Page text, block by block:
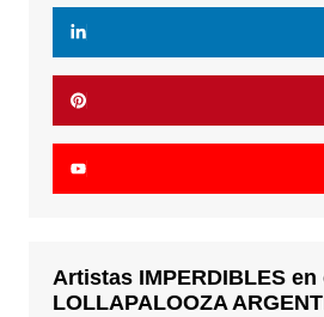
Artistas IMPERDIBLES en
LOLLAPALOOZA